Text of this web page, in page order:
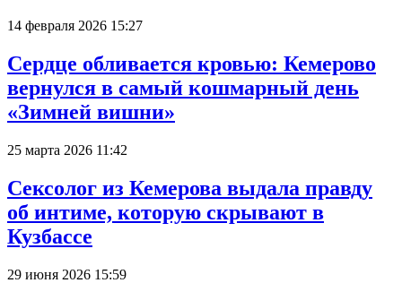
14 февраля 2026 15:27
Сердце обливается кровью: Кемерово
вернулся в самый кошмарный день
«Зимней вишни»
25 марта 2026 11:42
Сексолог из Кемерова выдала правду
об интиме, которую скрывают в
Кузбассе
29 июня 2026 15:59